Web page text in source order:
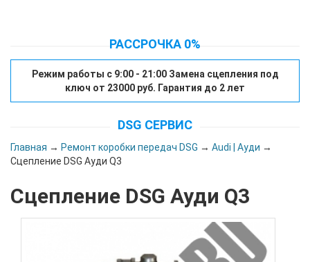
РАССРОЧКА 0%
Режим работы с 9:00 - 21:00 Замена сцепления под
ключ от 23000 руб. Гарантия до 2 лет
DSG СЕРВИС
Главная → Ремонт коробки передач DSG → Audi | Ауди →
Сцепление DSG Ауди Q3
Сцепление DSG Ауди Q3